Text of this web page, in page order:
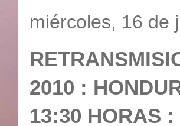
miércoles, 16 de
2010 :
13:30 HORAS